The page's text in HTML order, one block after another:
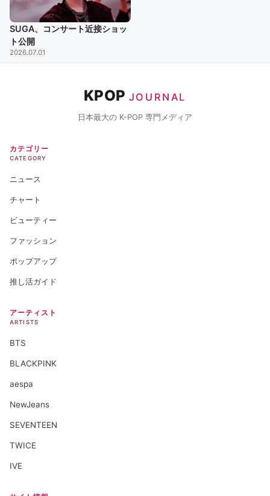
SUGA、コンサート近接ショッ
ト公開
2026.07.01
KPOP JOURNAL
日本最大の K-POP 専門メディア
カテゴリー
CATEGORY
ニュース
チャート
ビューティー
ファッション
ポップアップ
推し活ガイド
アーティスト
ARTISTS
BTS
BLACKPINK
aespa
NewJeans
SEVENTEEN
TWICE
IVE